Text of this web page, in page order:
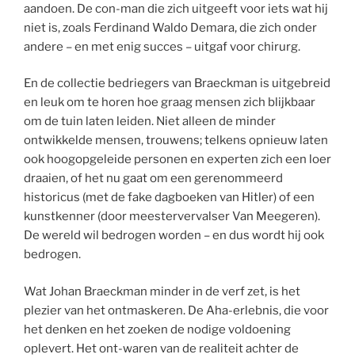
aandoen. De con-man die zich uitgeeft voor iets wat hij
niet is, zoals Ferdinand Waldo Demara, die zich onder
andere – en met enig succes – uitgaf voor chirurg.
En de collectie bedriegers van Braeckman is uitgebreid
en leuk om te horen hoe graag mensen zich blijkbaar
om de tuin laten leiden. Niet alleen de minder
ontwikkelde mensen, trouwens; telkens opnieuw laten
ook hoogopgeleide personen en experten zich een loer
draaien, of het nu gaat om een gerenommeerd
historicus (met de fake dagboeken van Hitler) of een
kunstkenner (door meestervervalser Van Meegeren).
De wereld wil bedrogen worden – en dus wordt hij ook
bedrogen.
Wat Johan Braeckman minder in de verf zet, is het
plezier van het ontmaskeren. De Aha-erlebnis, die voor
het denken en het zoeken de nodige voldoening
oplevert. Het ont-waren van de realiteit achter de